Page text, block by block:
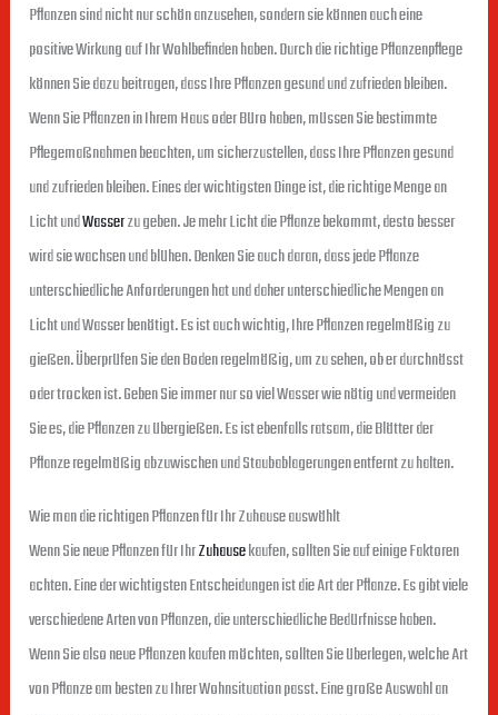
Pflanzen sind nicht nur schön anzusehen, sondern sie können auch eine
positive Wirkung auf Ihr Wohlbefinden haben. Durch die richtige Pflanzenpflege
können Sie dazu beitragen, dass Ihre Pflanzen gesund und zufrieden bleiben.
Wenn Sie Pflanzen in Ihrem Haus oder Büro haben, müssen Sie bestimmte
Pflegemaßnahmen beachten, um sicherzustellen, dass Ihre Pflanzen gesund
und zufrieden bleiben. Eines der wichtigsten Dinge ist, die richtige Menge an
Licht undWasserzu geben. Je mehr Licht die Pflanze bekommt, desto besser
wird sie wachsen und blühen. Denken Sie auch daran, dass jede Pflanze
unterschiedliche Anforderungen hat und daher unterschiedliche Mengen an
Licht und Wasser benötigt. Es ist auch wichtig, Ihre Pflanzen regelmäßig zu
gießen. Überprüfen Sie den Boden regelmäßig, um zu sehen, ob er durchnässt
oder trocken ist. Geben Sie immer nur so viel Wasser wie nötig und vermeiden
Sie es, die Pflanzen zu übergießen. Es ist ebenfalls ratsam, die Blätter der
Pflanze regelmäßig abzuwischen und Staubablagerungen entfernt zu halten.
Wie man die richtigen Pflanzen für Ihr Zuhause auswählt
Wenn Sie neue Pflanzen für IhrZuhausekaufen, sollten Sie auf einige Faktoren
achten. Eine der wichtigsten Entscheidungen ist die Art der Pflanze. Es gibt viele
verschiedene Arten von Pflanzen, die unterschiedliche Bedürfnisse haben.
Wenn Sie also neue Pflanzen kaufen möchten, sollten Sie überlegen, welche Art
von Pflanze am besten zu Ihrer Wohnsituation passt. Eine große Auswahl an